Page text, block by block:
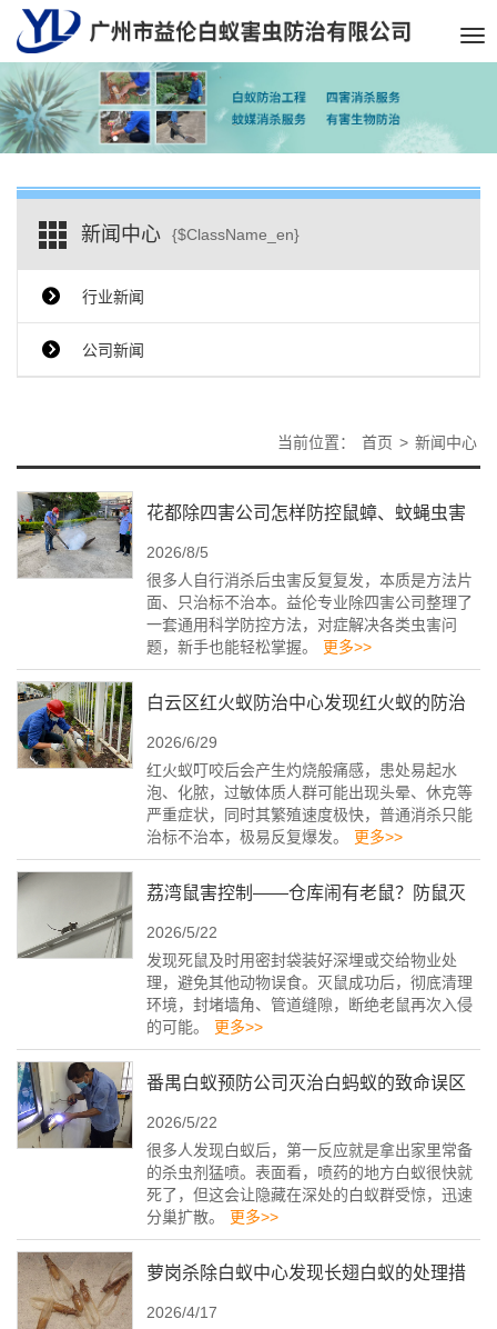
新闻中心 {$ClassName_en}
行业新闻
公司新闻
当前位置： 首页 > 新闻中心
花都除四害公司怎样防控鼠蟑、蚊蝇虫害
问题
2026/8/5
很多人自行消杀后虫害反复复发，本质是方法片
面、只治标不治本。益伦专业除四害公司整理了
一套通用科学防控方法，对症解决各类虫害问
题，新手也能轻松掌握。
更多>>
白云区红火蚁防治中心发现红火蚁的防治
指南
2026/6/29
红火蚁叮咬后会产生灼烧般痛感，患处易起水
泡、化脓，过敏体质人群可能出现头晕、休克等
严重症状，同时其繁殖速度极快，普通消杀只能
治标不治本，极易反复爆发。
更多>>
荔湾鼠害控制——仓库闹有老鼠？防鼠灭
鼠这样做！
2026/5/22
发现死鼠及时用密封袋装好深埋或交给物业处
理，避免其他动物误食。灭鼠成功后，彻底清理
环境，封堵墙角、管道缝隙，断绝老鼠再次入侵
的可能。
更多>>
番禺白蚁预防公司灭治白蚂蚁的致命误区
2026/5/22
很多人发现白蚁后，第一反应就是拿出家里常备
的杀虫剂猛喷。表面看，喷药的地方白蚁很快就
死了，但这会让隐藏在深处的白蚁群受惊，迅速
分巢扩散。
更多>>
萝岗杀除白蚁中心发现长翅白蚁的处理措
施
2026/4/17